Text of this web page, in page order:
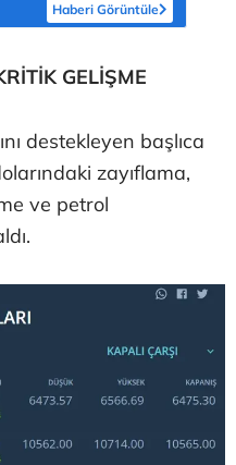
Haberi Görüntüle
GELİŞME
destekleyen başlıca
zayıflama,
ve petrol